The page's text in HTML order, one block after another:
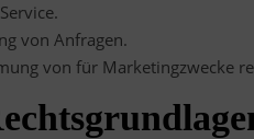
von Anfragen.
von für Marketingzwecke